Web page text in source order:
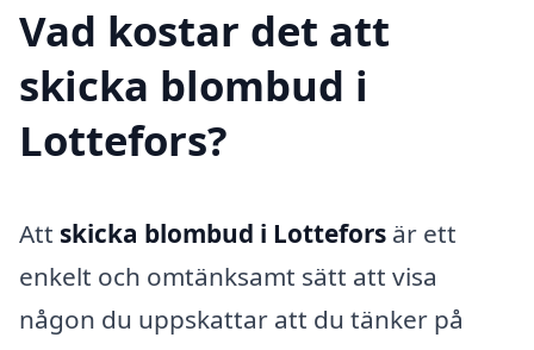
Vad kostar det att
skicka blombud i
Lottefors?
Att skicka blombud i Lottefors är ett
enkelt och omtänksamt sätt att visa
någon du uppskattar att du tänker på